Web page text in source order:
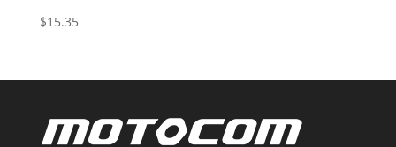
$15.35